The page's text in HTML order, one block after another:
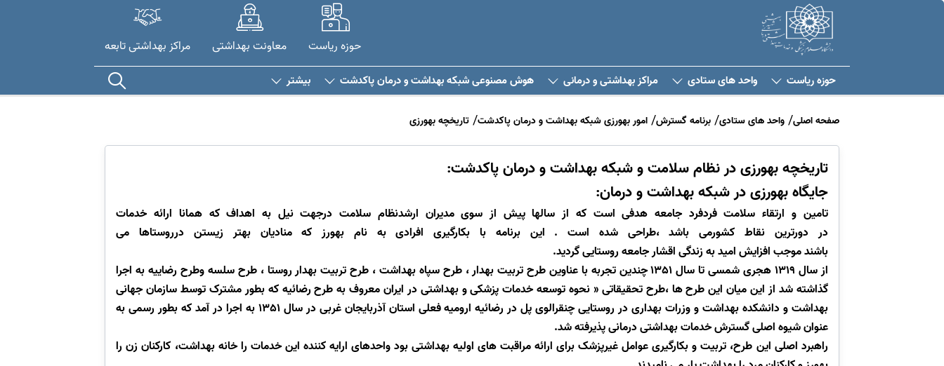
حوزه ریاست معاونت بهداشتی مراکز بهداشتی تابعه
حوزه ریاست واحد های ستادی مراکز بهداشتی و درمانی هوش مصنوعی شبکه بهداشت و درمان پاکدشت بیشتر
صفحه اصلی واحد های ستادی برنامه گسترش امور بهورزی شبکه بهداشت و درمان پاکدشت تاریخچه بهورزی
تاریخچه بهورزی در نظام سلامت و شبکه بهداشت و درمان پاکدشت:
جایگاه بهورزی در شبکه بهداشت و درمان:
تامین و ارتقاء سلامت فردفرد جامعه هدفی است که از سالها پیش از سوی مدیران ارشدنظام سلامت درجهت نیل به اهداف که همانا ارائه خدمات
در دورترین نقاط کشورمی باشد ،طراحی شده است. این برنامه با بکارگیری افرادی به نام بهورز که منادیان بهتر زیستن درروستاها می
باشند موجب افزایش امید به زندگی اقشار جامعه روستایی گردید.
از سال 1319 هجری شمسی تا سال 1351 چندین تجربه با عناوین طرح تربیت بهدار ، طرح سپاه بهداشت ، طرح تربیت بهدار روستا ، طرح سلسه وطرح رضاییه به اجرا
گذاشته شد از این میان این طرح ها ،طرح تحقیقاتی « نحوه توسعه خدمات پزشکی و بهداشتی در ایران معروف به طرح رضائیه که بطور مشترک توسط سازمان جهانی
بهداشت و دانشکده بهداشت و وزرات بهداری در روستایی چنقرالوی پل در رضائیه ارومیه فعلی استان آذربایجان غربی در سال 1351 به اجرا در آمد که بطور رسمی به
عنوان شیوه اصلی گسترش خدمات بهداشتی درمانی پذیرفته شد.
راهبرد اصلی این طرح، تربیت و بکارگیری عوامل غیرپزشک برای ارائه مراقبت های اولیه بهداشتی بود واحدهای ارایه کننده این خدمات را خانه بهداشت، کارکنان زن را